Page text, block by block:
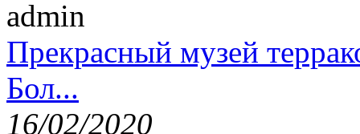
admin
Прекрасный музей
Бол...
16/02/2020